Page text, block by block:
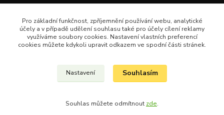
Kontaktujte nás
Tel.: + 420 777 282 683
© Copyright 2018 – 2024 Palkar.cz
Pro základní funkčnost, zpříjemnění používání webu, analytické
účely a v případě udělení souhlasu také pro účely cílení reklamy
využíváme soubory cookies. Nastavení vlastních preferencí
cookies můžete kdykoli upravit odkazem ve spodní části stránek.
Nastavení Souhlasím
Souhlas můžete odmítnout zde.